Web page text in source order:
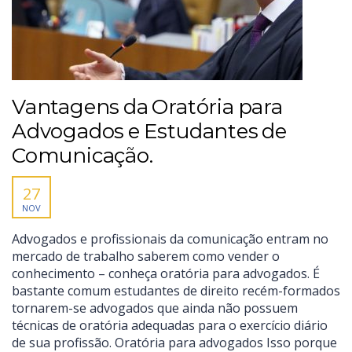
Vantagens da Oratória para
Advogados e Estudantes de
Comunicação.
27
NOV
Advogados e profissionais da comunicação entram no
mercado de trabalho saberem como vender o
conhecimento – conheça oratória para advogados. É
bastante comum estudantes de direito recém-formados
tornarem-se advogados que ainda não possuem
técnicas de oratória adequadas para o exercício diário
de sua profissão. Oratória para advogados Isso porque